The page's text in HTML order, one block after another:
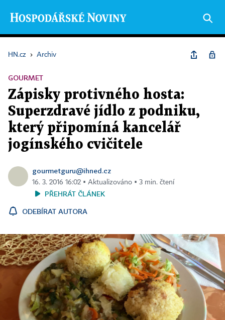
HN.cz › Archiv
GOURMET
Zápisky protivného hosta:
Superzdravé jídlo z podniku,
který připomíná kancelář
jogínského cvičitele
gourmetguru@ihned.cz
16. 3. 2016 16:02 ▪ Aktualizováno ▪ 3 min. čtení
PŘEHRÁT ČLÁNEK
ODEBÍRAT AUTORA